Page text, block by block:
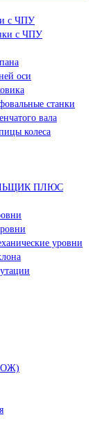
с ЧПУ
с ЧПУ
оси
станки
вала
колеса
ПЛЮС
уровни